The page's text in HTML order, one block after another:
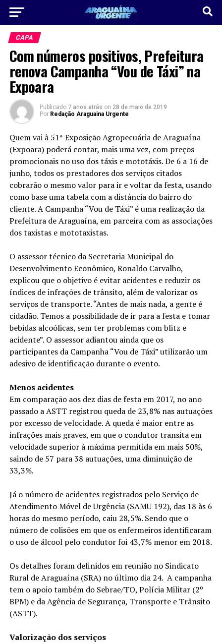
CAPA
Com números positivos, Prefeitura
renova Campanha “Vou de Táxi” na
Expoara
Publicado 7 anos atrás on 28 de maio de 2019
Por Redação Araguaina Urgente
Quem vai à 51ª Exposição Agropecuária de Araguaína
(Expoara) poderá contar, mais uma vez, com preços
promocionais no uso dos táxis e mototáxis. De 6 a 16 de
junho, todos os prestadores dos serviços citados
cobrarão o mesmo valor para ir e voltar da festa, usando
como base uma tabela com a distância do bairro do
cliente. A Campanha “Vou de Táxi” é uma realização da
Prefeitura de Araguaína, em parceira com as associações
dos taxistas e mototaxistas.
O assessor técnico da Secretaria Municipal do
Desenvolvimento Econômico, Ronaldo Carvalho,
explicou que o objetivo é evitar acidentes e reduzir os
índices de infrações de trânsito, além de valorizar os
serviços de transporte. “Antes de mais nada, a gente é
cidadão. Temos a possibilidade de ir para a festa e tomar
bebidas alcoólicas, sem ter problemas com blitz e
acidente”. O assessor adiantou ainda que os
participantes da Campanha “Vou de Táxi” utilizarão um
adesivo de identificação durante o evento.
Menos acidentes
Em comparação aos dez dias de festa em 2017, no ano
passado a ASTT registrou queda de 23,8% nas autuações
por excesso de velocidade. A queda é maior entre as
infrações mais graves, em que o condutor transita em
velocidade superior à máxima permitida em mais 50%,
saindo de 57 para 38 autuações, uma diminuição de
33,3%.
Já o número de acidentes registrados pelo Serviço de
Atendimento Móvel de Urgência (SAMU 192), das 18 às 6
horas do mesmo período, caiu 28,5%. Sendo que o
número de colisões em que os enfermeiros identificaram
o uso de álcool pelo condutor foi 43,7% menor em 2018.
Os detalhes foram definidos em reunião no Sindicato
Rural de Araguaína (SRA) no último dia 24. A campanha
tem o apoio também do Sebrae/TO, Polícia Militar (2º
BPM) e da Agência de Segurança, Transporte e Trânsito
(ASTT).
Valorização dos serviços